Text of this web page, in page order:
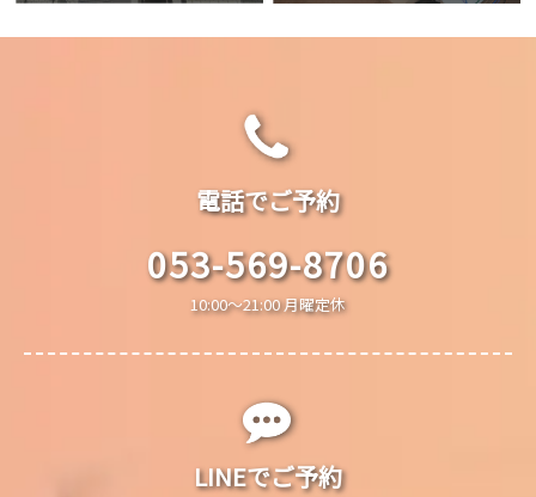
電話でご予約
053-569-8706
10:00～21:00 月曜定休
LINEでご予約